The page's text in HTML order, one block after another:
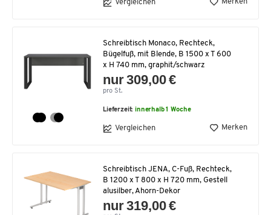
Vergleichen Merken
Schreibtisch Monaco, Rechteck,
Bügelfuß, mit Blende, B 1500 x T 600
x H 740 mm, graphit/schwarz
nur 309,00 €
pro St.
Lieferzeit:innerhalb 1 Woche
Vergleichen Merken
Schreibtisch JENA, C-Fuß, Rechteck,
B 1200 x T 800 x H 720 mm, Gestell
alusilber, Ahorn-Dekor
nur 319,00 €